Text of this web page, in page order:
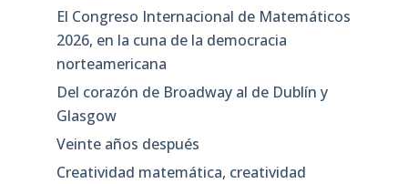
El Congreso Internacional de Matemáticos
2026, en la cuna de la democracia
norteamericana
Del corazón de Broadway al de Dublín y
Glasgow
Veinte años después
Creatividad matemática, creatividad